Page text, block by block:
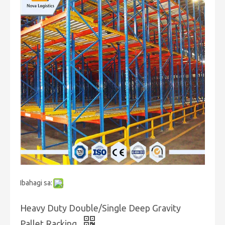
Ibahagi sa:
Heavy Duty Double/Single Deep Gravity